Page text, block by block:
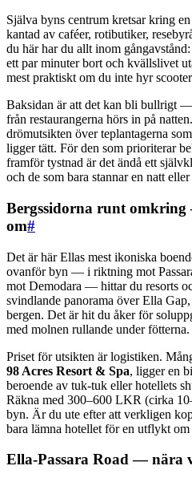
Själva byns centrum kretsar kring
kantad av caféer, rotibutiker,
du här har du allt inom
ett par minuter bort och kvällslivet
mest praktiskt om du inte hyr
Baksidan är att det kan bli bullrigt
från restaurangerna hörs in på
drömutsikten över teplantagerna
ligger tätt. För den som prioriterar
framför tystnad är det ändå ett
och de som bara stannar en natt eller
Bergssidorna runt
om#
Det är här Ellas mest ikoniska
ovanför byn — i riktning mot
mot Demodara — hittar du resorts
svindlande panorama över Ella
bergen. Det är hit du åker för
med molnen rullande under fötterna.
Priset för utsikten är logistiken.
98 Acres Resort & Spa, ligger en
beroende av tuk-tuk eller hotellets
Räkna med 300–600 LKR (cirka
byn. Är du ute efter att verkligen
bara lämna hotellet för en utflykt om
Ella-Passara Road — nära